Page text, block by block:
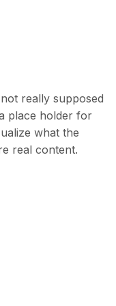
really supposed
place holder for
what the
real content.